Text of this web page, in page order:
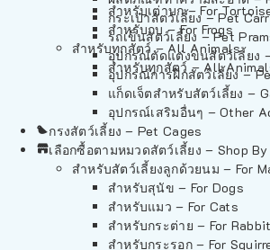
กระเป๋าสัตว์เลี้ยง – Pet
รถเข็นสัตว์เลี้ยง – Pet
อุปกรณ์ตัดแต่งขนสัตว์เลี้ยง
อุปกรณ์การฝึกสัตว์เลี้ยง –
แก็ดเจ็ตสำหรับสัตว์เลี้ยง –
อุปกรณ์เสริมอื่นๆ – Other
กรงสัตว์เลี้ยง – Pet Cages
เลือกซื้อตามหมวดสัตว์เลี้ยง – Shop
สำหรับสัตว์เลี้ยงลูกด้วยนม – For
สำหรับสุนัข – For Dogs
สำหรับแมว – For Cats
สำหรับกระต่าย – For
สำหรับกระรอก – For
สำหรับเต่าบก – For
สำหรับกบ – For Frogs
สำหรับทุกสัตว์ – All Animals
สำหรับทุกสัตว์ – All